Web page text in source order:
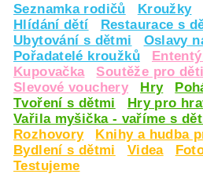
Seznamka rodičů Kroužky
Hlídání dětí
Restaurace s
Ubytování s dětmi
Oslavy
Pořadatelé kroužků
Kupovačka
Soutěže pro děti
Slevové vouchery
Hry
Tvoření s dětmi
Hry pro
Vařila myšička - vaříme s
Rozhovory
Knihy a hudba
Bydlení s dětmi
Videa
Testujeme